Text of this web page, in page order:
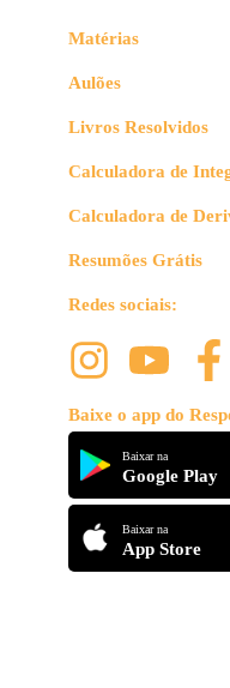
Matérias
Aulões
Livros Resolvidos
Calculadora de
Calculadora de
Resumões Grátis
Redes sociais:
Baixe o app do
Baixar na
Google Play
Baixar na
App Store